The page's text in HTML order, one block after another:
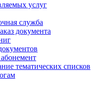
услуг
служба
документа
тематических списков